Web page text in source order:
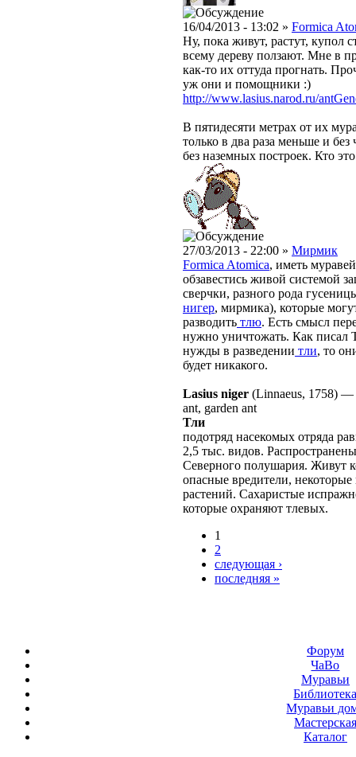
16/04/2013 - 13:02 » Formica
Ну, пока живут, растут, купол
всему дереву ползают. Мне в
как-то их оттуда прогнать.
уж они и помощники :)
http://www.lasius.narod.ru/
В пятидесяти метрах от их
только в два раза меньше и
без наземных построек. Кто
27/03/2013 - 22:00 » Мирмик
Formica Atomica, иметь
обзавестись живой системой
сверчки, разного рода
нигер, мирмика), которые
разводить тлю. Есть смысл
нужно уничтожать. Как писал
нужды в разведении тли, то
будет никакого.
Lasius niger (Linnaeus, 1758) —
ant, garden ant
Тли
подотряд насекомых отряда
2,5 тыс. видов.
Северного полушария. Живут
опасные вредители,
растений. Сахаристые
которые охраняют тлевых.
1
2
следующая ›
последняя »
Форум
ЧаВо
Муравьи
Муравьи
Мастерская
Каталог